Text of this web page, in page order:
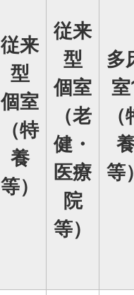
従来
型
個室
（特
養
等）
従来
型
個室
（老
健・
医療
院
等）
多
室
等